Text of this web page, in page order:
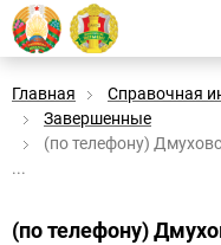
Главная Справочная
Завершенные
(по телефону)
...
(по телефону)